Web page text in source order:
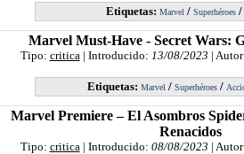
Etiquetas: Marvel/ Superhéroes/
Marvel Must-Have - Secret Wars:
Tipo: critica| Introducido: 13/08/2023 |
Etiquetas: Marvel / Superhéroes /
Marvel Premiere – El Asombros
Renacidos
Tipo: critica| Introducido: 08/08/2023 |